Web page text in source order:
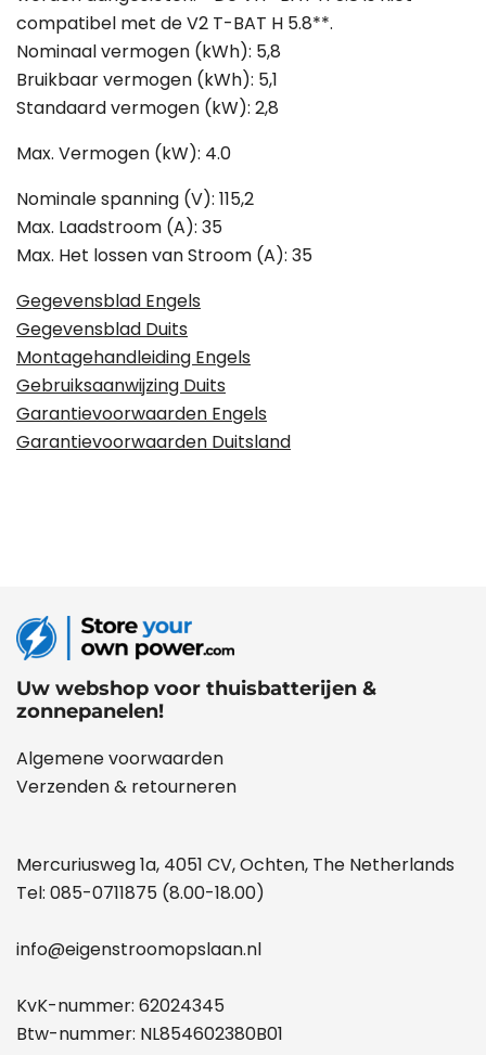
compatibel met de V2 T-BAT H 5.8**.
Nominaal vermogen (kWh): 5,8
Bruikbaar vermogen (kWh): 5,1
Standaard vermogen (kW): 2,8
Max. Vermogen (kW): 4.0
Nominale spanning (V): 115,2
Max. Laadstroom (A): 35
Max. Het lossen van Stroom (A): 35
Gegevensblad Engels
Gegevensblad Duits
Montagehandleiding Engels
Gebruiksaanwijzing Duits
Garantievoorwaarden Engels
Garantievoorwaarden Duitsland
Uw webshop voor thuisbatterijen &
zonnepanelen!
Algemene voorwaarden
Verzenden & retourneren
Mercuriusweg 1a, 4051 CV, Ochten, The Netherlands
Tel: 085-0711875 (8.00-18.00)
info@eigenstroomopslaan.nl
KvK-nummer: 62024345
Btw-nummer: NL854602380B01